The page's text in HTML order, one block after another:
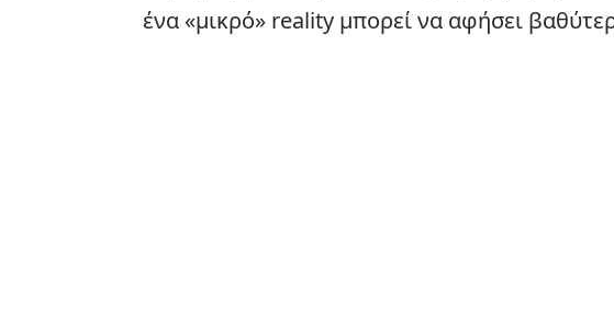
ένα «μικρό» reality μπορεί να αφήσει